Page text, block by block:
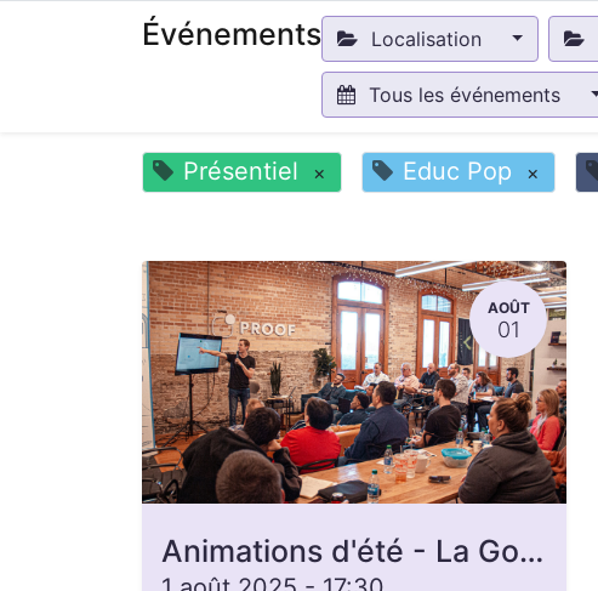
Événements Localisation
Tous les événements
Présentiel × Educ Pop ×
AOÛT
01
Animations d'été - La Gon'heure